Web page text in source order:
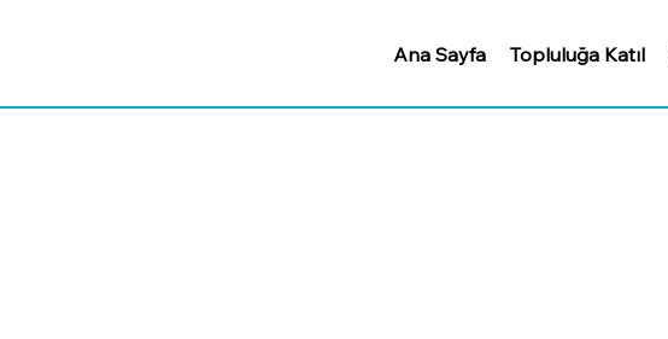
Ana Sayfa Topluluğa Katıl